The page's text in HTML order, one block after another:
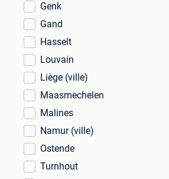
Genk
Gand
Hasselt
Louvain
Liège (ville)
Maasmechelen
Malines
Namur (ville)
Ostende
Turnhout